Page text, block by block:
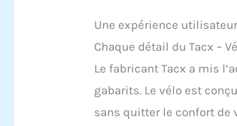
Une expérience
Chaque détail du Tacx –
Le fabricant Tacx a mis
gabarits. Le vélo est
sans quitter le confort de